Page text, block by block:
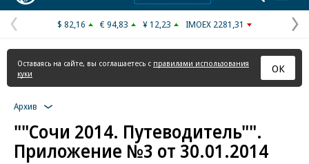
Предыдущая
страница
$ 82,16 € 94,83 ¥ 12,23 IMOEX 2281,31
Оставаясь на сайте, вы соглашаетесь с правилами использования
куки
ОК
Архив
""Сочи 2014. Путеводитель"".
Приложение №3 от 30.01.2014